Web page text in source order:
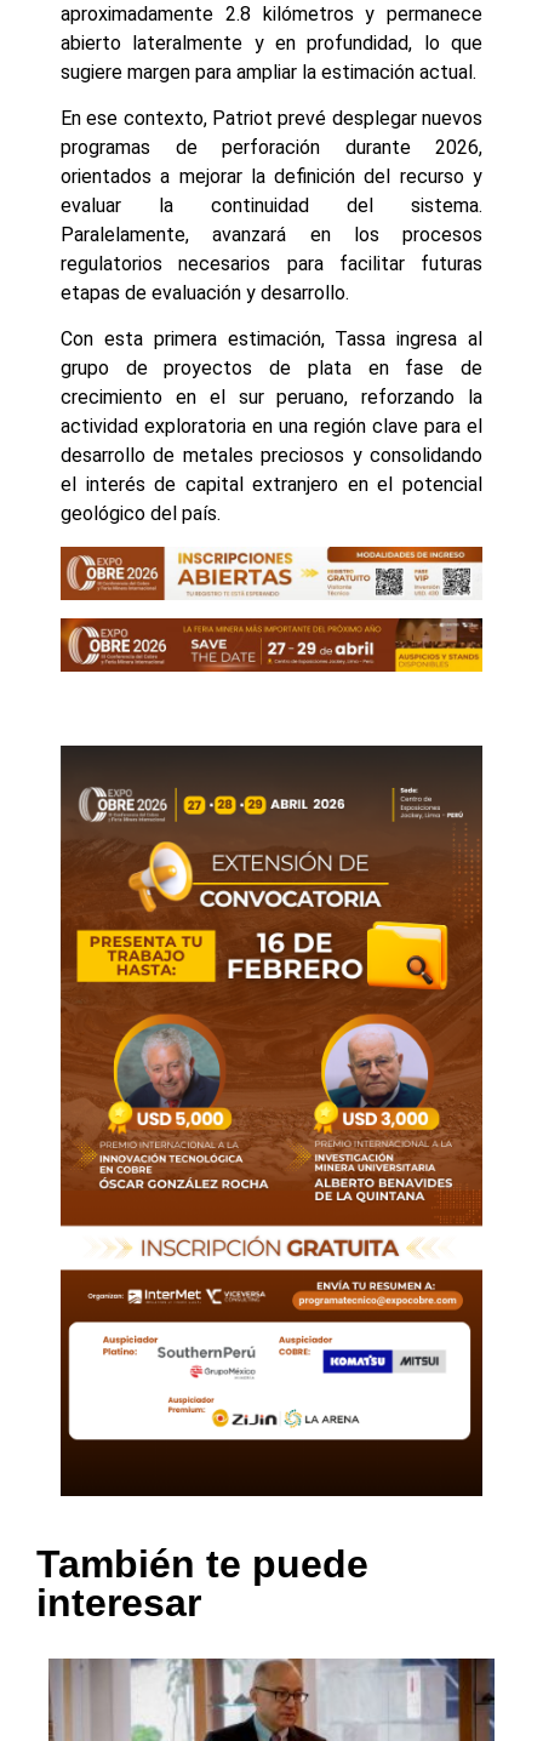
aproximadamente 2.8 kilómetros y permanece
abierto lateralmente y en profundidad, lo que
sugiere margen para ampliar la estimación actual.
En ese contexto, Patriot prevé desplegar nuevos
programas de perforación durante 2026,
orientados a mejorar la definición del recurso y
evaluar la continuidad del sistema.
Paralelamente, avanzará en los procesos
regulatorios necesarios para facilitar futuras
etapas de evaluación y desarrollo.
Con esta primera estimación, Tassa ingresa al
grupo de proyectos de plata en fase de
crecimiento en el sur peruano, reforzando la
actividad exploratoria en una región clave para el
desarrollo de metales preciosos y consolidando
el interés de capital extranjero en el potencial
geológico del país.
También te puede
interesar